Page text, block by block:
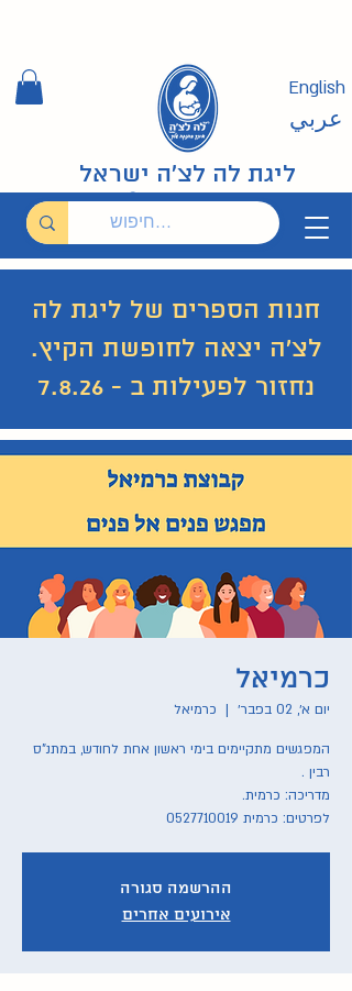
ליגת לה לצ'ה ישראל
English
عربي
חנות הספרים של ליגת לה
לצ'ה יצאה לחופשת הקיץ.
נחזור לפעילות ב - 7.8.26
כרמיאל
יום א׳, 02 בפבר׳
  |
כרמיאל
המפגשים מתקיימים בימי ראשון אחת לחודש, במתנ"ס
לפרטים: כרמית 0527710019
ההרשמה סגורה
אירועים אחרים